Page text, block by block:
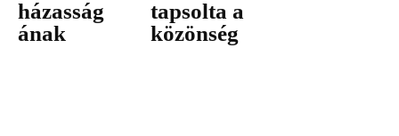
házasság
ának
tapsolta a
közönség